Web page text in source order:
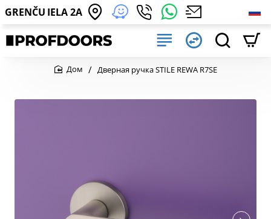
GRENČU IELA 2A
Дверная ручка STILE REWA R7SE